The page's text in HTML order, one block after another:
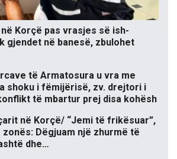
në Korçë pas vrasjes së ish-
gjendet në banesë, zbulohet
të Armatosura u vra me
shoku i fëmijërisë, zv. drejtori i
të mbartur prej disa kohësh
në Korçë/ “Jemi të frikësuar”,
Dëgjuam një zhurmë të
dhe…